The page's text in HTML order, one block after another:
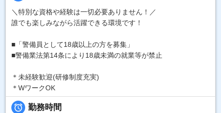
＼特別な資格や経験は一切必要ありません！／
誰でも楽しみながら活躍できる環境です！
■「警備員として18歳以上の方を募集」
■警備業法第14条により18歳未満の就業等が禁止
＊未経験歓迎(研修制度充実)
＊WワークOK
 勤務時間